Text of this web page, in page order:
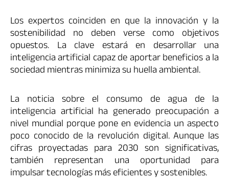
Los expertos coinciden en que la innovación y la
sostenibilidad no deben verse como objetivos
opuestos. La clave estará en desarrollar una
inteligencia artificial capaz de aportar beneficios a la
sociedad mientras minimiza su huella ambiental.
La noticia sobre el consumo de agua de la
inteligencia artificial ha generado preocupación a
nivel mundial porque pone en evidencia un aspecto
poco conocido de la revolución digital. Aunque las
cifras proyectadas para 2030 son significativas,
también representan una oportunidad para
impulsar tecnologías más eficientes y sostenibles.